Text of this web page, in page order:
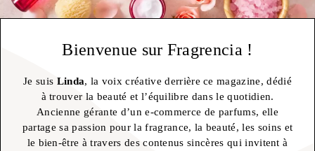
Bienvenue sur Fragrencia !
Je suis Linda, la voix créative derrière ce magazine, dédié
à trouver la beauté et l’équilibre dans le quotidien.
Ancienne gérante d’un e-commerce de parfums, elle
partage sa passion pour la fragrance, la beauté, les soins et
le bien-être à travers des contenus sincères qui invitent à